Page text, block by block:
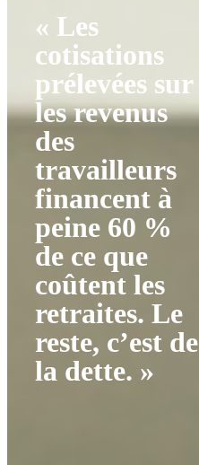
« Les
cotisations
prélevées sur
les revenus
des
travailleurs
financent à
peine 60 %
de ce que
coûtent les
retraites. Le
reste, c’est de
la dette. »